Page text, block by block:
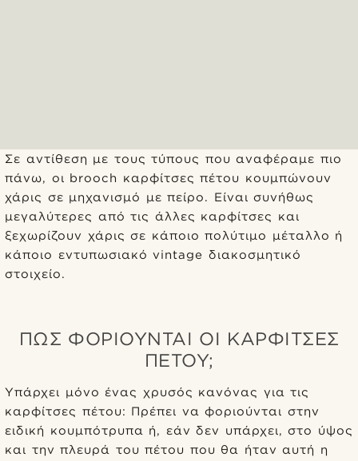
Σε αντίθεση με τους τύπους που αναφέραμε πιο
πάνω, οι brooch καρφίτσες πέτου κουμπώνουν
χάρις σε μηχανισμό με πείρο. Είναι συνήθως
μεγαλύτερες από τις άλλες καρφίτσες και
ξεχωρίζουν χάρις σε κάποιο πολύτιμο μέταλλο ή
κάποιο εντυπωσιακό vintage διακοσμητικό
στοιχείο.
ΠΏΣ ΦΟΡΙΟΎΝΤΑΙ ΟΙ ΚΑΡΦΊΤΣΕΣ
ΠΈΤΟΥ;
Υπάρχει μόνο ένας χρυσός κανόνας για τις
καρφίτσες πέτου: Πρέπει να φοριούνται στην
ειδική κουμπότρυπα ή, εάν δεν υπάρχει, στο ύψος
και την πλευρά του πέτου που θα ήταν αυτή η